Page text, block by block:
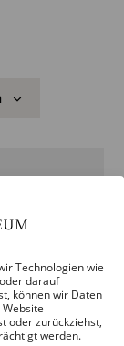
Technologien wie
darauf
können wir Daten
oder zurückziehst,
werden.